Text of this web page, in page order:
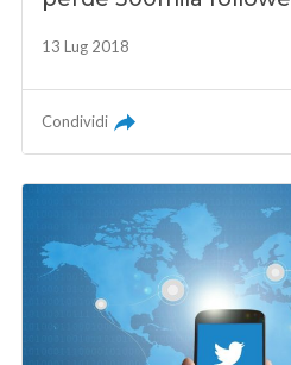
13 Lug 2018
Condividi